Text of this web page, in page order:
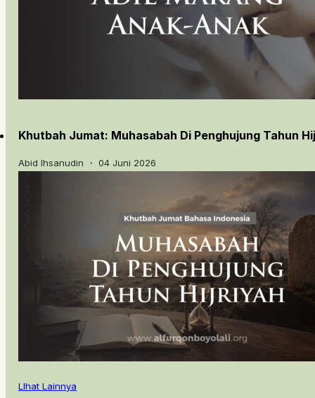
Khutbah Jumat: Muhasabah Di Penghujung Tahun
Abid Ihsanudin ・ 04 Juni 2026
LIhat Lainnya